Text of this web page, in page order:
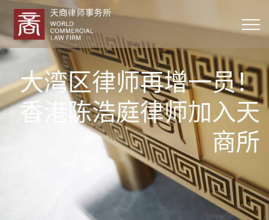
大湾区律师再增一员！
香港陈浩庭律师加入天
商所